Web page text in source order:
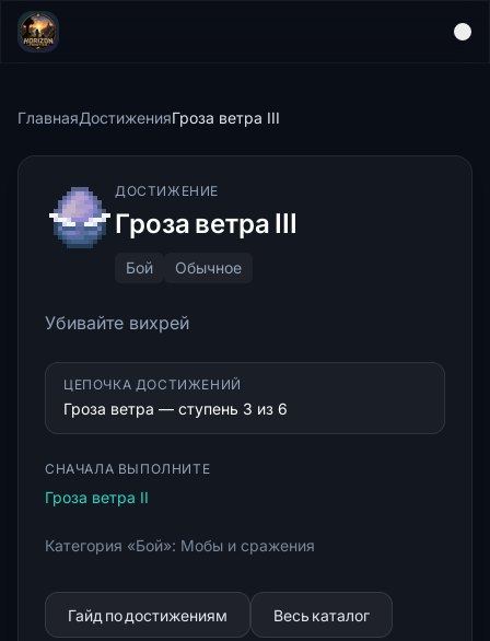
ГлавнаяДостиженияГроза ветра III
ДОСТИЖЕНИЕ
Гроза ветра III
Бой Обычное
Убивайте вихрей
ЦЕПОЧКА ДОСТИЖЕНИЙ
Гроза ветра — ступень 3 из 6
СНАЧАЛА ВЫПОЛНИТЕ
Гроза ветра II
Категория «Бой»: Мобы и сражения
Гайд по достижениям Весь каталог